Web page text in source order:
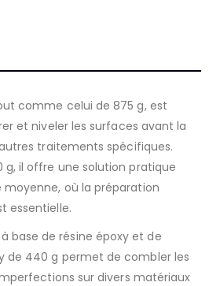
comme celui de 875 g, est
et niveler les surfaces avant la
traitements spécifiques.
il offre une solution pratique
où la préparation
essentielle.
base de résine époxy et de
de 440 g permet de combler les
sur divers matériaux